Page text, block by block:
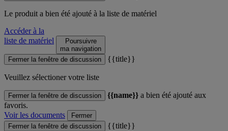
Le produit a bien été ajouté à la liste de matériel
Accéder à la
liste de matériel
Poursuivre
ma navigation
Fermer la fenêtre de discussion
{{title}}
Veuillez sélectioner votre liste
Fermer la fenêtre de discussion {{name}} a bien été ajouté aux
favoris.
Voir les documents
Fermer
Fermer la fenêtre de discussion
{{title}}